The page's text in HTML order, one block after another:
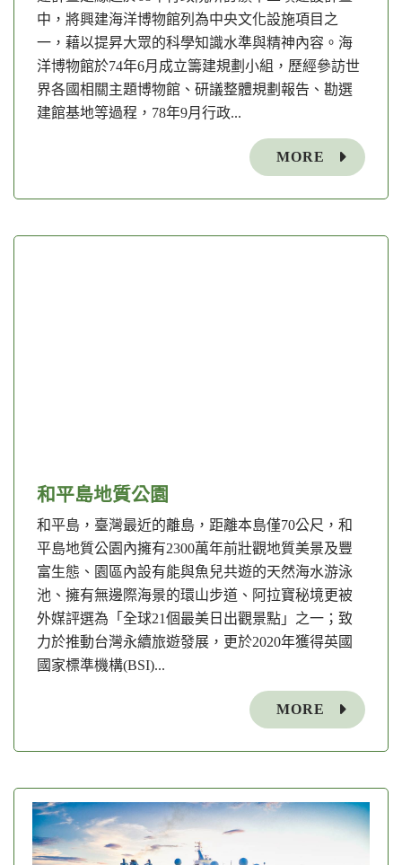
中，將興建海洋博物館列為中央文化設施項目之
一，藉以提昇大眾的科學知識水準與精神內容。海
洋博物館於74年6月成立籌建規劃小組，歷經參訪世
界各國相關主題博物館、研議整體規劃報告、勘選
建館基地等過程，78年9月行政...
MORE
和平島地質公園
和平島，臺灣最近的離島，距離本島僅70公尺，和
平島地質公園內擁有2300萬年前壯觀地質美景及豐
富生態、園區內設有能與魚兒共遊的天然海水游泳
池、擁有無邊際海景的環山步道、阿拉寶秘境更被
外媒評選為「全球21個最美日出觀景點」之一；致
力於推動台灣永續旅遊發展，更於2020年獲得英國
國家標準機構(BSI)...
MORE